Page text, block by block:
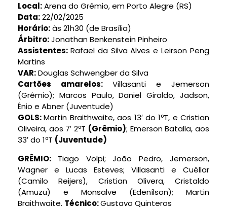
Local:Arena do Grêmio, em Porto Alegre (RS)
Data:22/02/2025
Horário:às 21h30 (de Brasília)
Árbitro:Jonathan Benkenstein Pinheiro
Assistentes: Rafael da Silva Alves e Leirson Peng
Martins
VAR:Douglas Schwengber da Silva
Cartões amarelos: Villasanti e Jemerson
(Grêmio); Marcos Paulo, Daniel Giraldo, Jadson,
Ênio e Abner (Juventude)
GOLS:Martin Braithwaite, aos 13′ do 1ºT, e Cristian
Oliveira, aos 7′ 2ºT (Grêmio); Emerson Batalla, aos
33′ do 1ºT (Juventude)
GRÊMIO: Tiago Volpi; João Pedro, Jemerson,
Wagner e Lucas Esteves; Villasanti e Cuéllar
(Camilo Reijers), Cristian Olivera, Cristaldo
(Amuzu) e Monsalve (Edenílson); Martin
Braithwaite. Técnico:Gustavo Quinteros